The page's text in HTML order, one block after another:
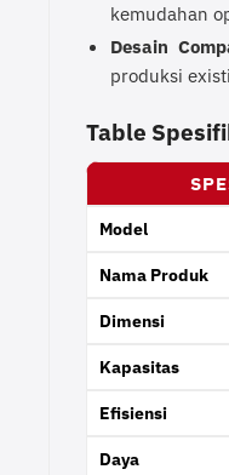
kemudahan
Desain
produksi
Table
Model
Nama Produk
Dimensi
Kapasitas
Efisiensi
Daya